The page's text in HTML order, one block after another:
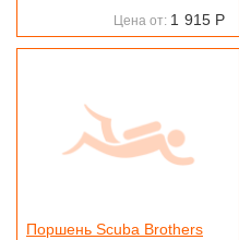
Цена от: 1 915 Р
Поршень Scuba Brothers